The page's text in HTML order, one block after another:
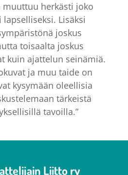
muuttuu herkästi joko
Lisäksi
joskus
toisaalta joskus
kuin ajattelun seinämiä.
ja muu taide on
kysymään oleellisia
tärkeistä
tavoilla.”
Liitto ry